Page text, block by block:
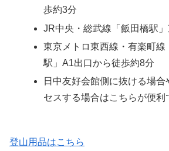
歩約3分
JR中央・総武線「飯田橋駅
東京メトロ東西線・有楽町線
駅」A1出口から徒歩約8分
日中友好会館側に抜ける場合
セスする場合はこちらが便利
登山用品はこちら